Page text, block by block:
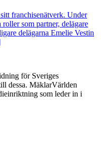
franchisenätverk. Under
som partner, delägare
delägarna Emelie Vestin
för Sveriges
dessa. MäklarVärlden
som leder in i